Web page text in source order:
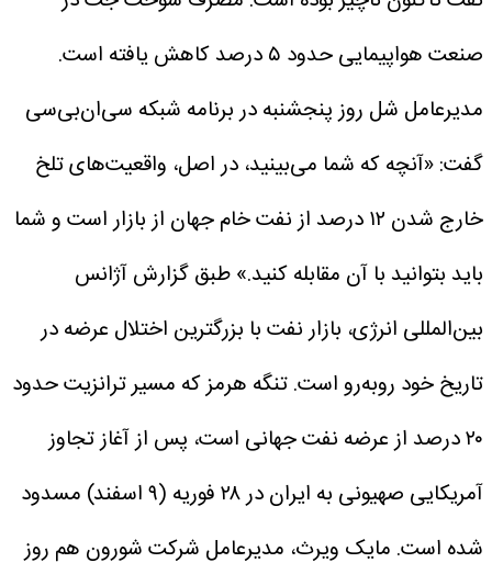
صنعت هواپیمایی حدود ۵ درصد کاهش یافته است.
مدیرعامل شل روز پنجشنبه در برنامه شبکه سی‌ان‌بی‌سی
گفت: «آنچه که شما می‌بینید، در اصل، واقعیت‌های تلخ
خارج شدن ۱۲ درصد از نفت خام جهان از بازار است و شما
باید بتوانید با آن مقابله کنید.»طبق گزارش آژانس
بین‌المللی انرژی، بازار نفت با بزرگترین اختلال عرضه در
تاریخ خود رو‌به‌رو است. تنگه هرمز که مسیر ترانزیت حدود
۲۰ درصد از عرضه نفت جهانی است، پس از آغاز تجاوز
آمریکایی صهیونی به ایران در ۲۸ فوریه (۹ اسفند) مسدود
شده است. مایک ویرث، مدیرعامل شرکت شورون هم روز